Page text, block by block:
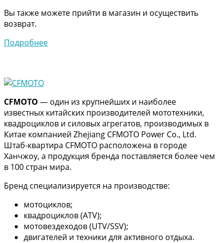
Вы также можете прийти в магазин и осуществить
возврат.
Подробнее
CFMOTO — один из крупнейших и наиболее
известных китайских производителей мототехники,
квадроциклов и силовых агрегатов, производимых в
Китае компанией Zhejiang CFMOTO Power Co., Ltd.
Штаб-квартира CFMOTO расположена в городе
Ханчжоу, а продукция бренда поставляется более чем
в 100 стран мира.
Бренд специализируется на производстве:
мотоциклов;
квадроциклов (ATV);
мотовездеходов (UTV/SSV);
двигателей и техники для активного отдыха.